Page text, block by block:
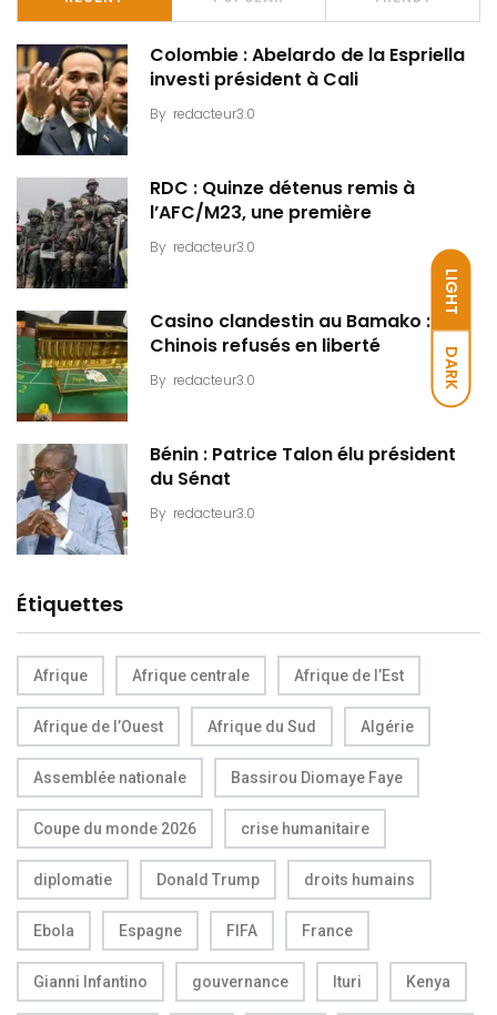
LIGHT
DARK
Colombie : Abelardo de la Espriella
investi président à Cali
By redacteur3.0
RDC : Quinze détenus remis à
l’AFC/M23, une première
By redacteur3.0
Casino clandestin au Bamako : Dix
Chinois refusés en liberté
By redacteur3.0
Bénin : Patrice Talon élu président
du Sénat
By redacteur3.0
Étiquettes
Afrique Afrique centrale Afrique de l’Est
Afrique de l’Ouest Afrique du Sud Algérie
Assemblée nationale Bassirou Diomaye Faye
Coupe du monde 2026 crise humanitaire
diplomatie Donald Trump droits humains
Ebola Espagne FIFA France
Gianni Infantino gouvernance Ituri Kenya